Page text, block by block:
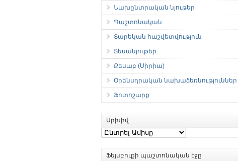
Նախընտրական նյութեր
Պաշտոնական
Տարեկան հաշվետվություն
Տեսանյութեր
Քեսաբ (Սիրիա)
Օրենսդրական նախաձեռնություններ
Ֆոտոշարք
Արխիվ
Արխիվ
Ֆեյսբուքի պաշտոնական էջը